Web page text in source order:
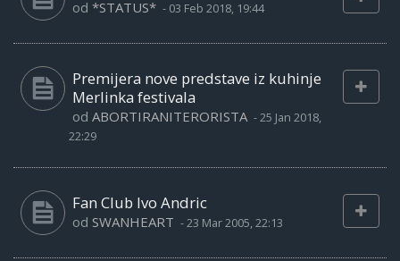
od *STATUS* - 03 Feb 2018, 19:44
Premijera nove predstave iz kuhinje
Merlinka festivala
od ABORTIRANITERORISTA -25 Jan 2018,
22:29
Fan Club Ivo Andric
od SWANHEART -23 Mar 2005, 22:13